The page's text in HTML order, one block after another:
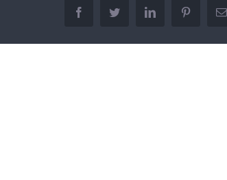
facebooktwitter linkedin pinterest